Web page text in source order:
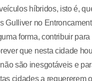
híbridos, isto é,
Gulliver no
forma, contribuir
que nesta cidade
são inesgotáveis e
cidades a